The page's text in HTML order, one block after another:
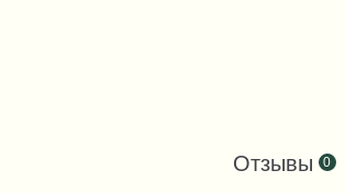
Отзывы 0